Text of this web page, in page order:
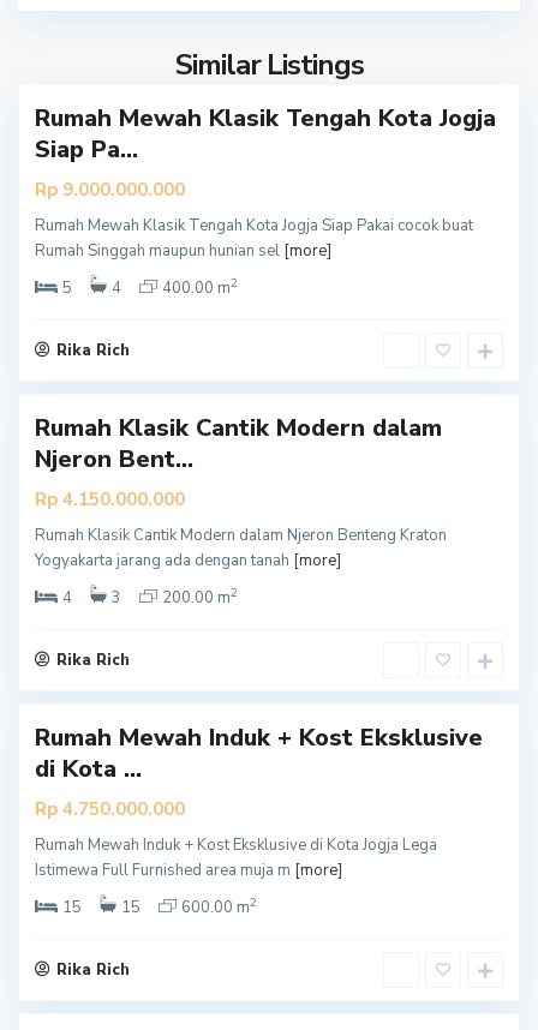
Similar Listings
Rumah Mewah Klasik Tengah Kota Jogja
Siap Pa...
Rp 9.000.000.000
Rumah Mewah Klasik Tengah Kota Jogja Siap Pakai cocok buat
Rumah Singgah maupun hunian sel [more]
5
4 400.00 m2
Rika Rich
Y
o
g
a
k
a
t
Rumah Klasik Cantik Modern dalam
Njeron Bent...
Rp 4.150.000.000
Rumah Klasik Cantik Modern dalam Njeron Benteng Kraton
Yogyakarta jarang ada dengan tanah [more]
4
3 200.00 m2
Rika Rich
Y
o
g
a
k
a
t
Rumah Mewah Induk + Kost Eksklusive
di Kota ...
Rp 4.750.000.000
Rumah Mewah Induk + Kost Eksklusive di Kota Jogja Lega
Istimewa Full Furnished area muja m [more]
15
15 600.00 m2
Rika Rich
Y
o
g
a
k
a
t